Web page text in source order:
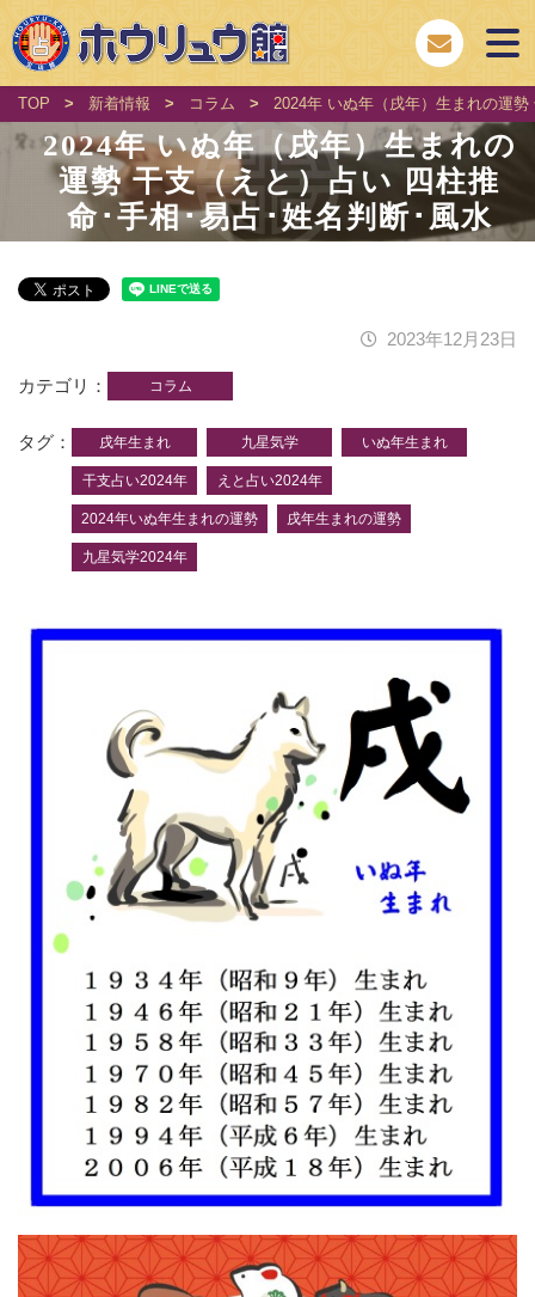
TOP > 新着情報 > コラム > 2024年 いぬ年（戌年）生まれの運
2024年 いぬ年（戌年）生まれの
運勢 干支（えと）占い 四柱推
命･手相･易占･姓名判断･風水
2023年12月23日
カテゴリ コラム
タグ 戌年生まれ 九星気学 いぬ年生まれ
干支占い2024年 えと占い2024年
2024年いぬ年生まれの運勢 戌年生まれの運勢
九星気学2024年